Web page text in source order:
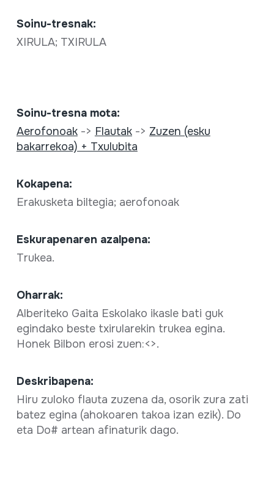
Soinu-tresnak:
XIRULA; TXIRULA
Soinu-tresna mota:
Aerofonoak-> Flautak-> Zuzen (esku
bakarrekoa) + Txulubita
Kokapena:
Erakusketa biltegia; aerofonoak
Eskurapenaren azalpena:
Trukea.
Oharrak:
Alberiteko Gaita Eskolako ikasle bati guk
egindako beste txirularekin trukea egina.
Honek Bilbon erosi zuen:<>.
Deskribapena:
Hiru zuloko flauta zuzena da, osorik zura zati
batez egina (ahokoaren takoa izan ezik). Do
eta Do# artean afinaturik dago.